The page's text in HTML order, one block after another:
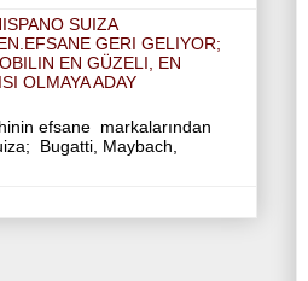
SUIZA
GERI GELIYOR;
EN GÜZELI, EN
OLMAYA ADAY
efsane markalarından
Bugatti, Maybach,